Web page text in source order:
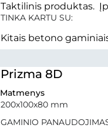
Taktilinis produktas.
TINKA KARTU SU:
Kitais betono
Prizma 8D
Matmenys
200x100x80 mm
GAMINIO